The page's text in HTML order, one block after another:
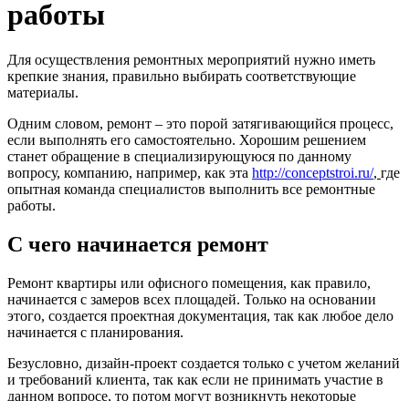
работы
Для осуществления ремонтных мероприятий нужно иметь
крепкие знания, правильно выбирать соответствующие
материалы.
Одним словом, ремонт – это порой затягивающийся процесс,
если выполнять его самостоятельно. Хорошим решением
станет обращение в специализирующуюся по данному
вопросу, компанию, например, как эта http://conceptstroi.ru/, где
опытная команда специалистов выполнить все ремонтные
работы.
С чего начинается ремонт
Ремонт квартиры или офисного помещения, как правило,
начинается с замеров всех площадей. Только на основании
этого, создается проектная документация, так как любое дело
начинается с планирования.
Безусловно, дизайн-проект создается только с учетом желаний
и требований клиента, так как если не принимать участие в
данном вопросе, то потом могут возникнуть некоторые